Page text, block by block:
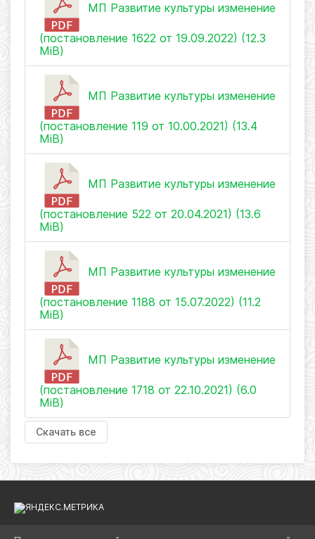
МП Развитие культуры изменение
(постановление 1622 от 19.09.2022) (12.3
MiB)
МП Развитие культуры изменение
(постановление 119 от 10.00.2021) (13.4
MiB)
МП Развитие культуры изменение
(постановление 522 от 20.04.2021) (13.6
MiB)
МП Развитие культуры изменение
(постановление 1188 от 15.07.2022) (11.2
MiB)
МП Развитие культуры изменение
(постановление 1718 от 22.10.2021) (6.0
MiB)
Скачать все